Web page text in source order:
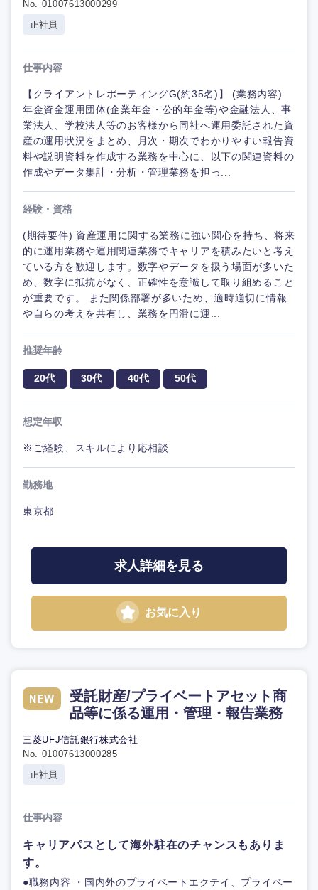
No. 01007613000299
正社員
仕事内容
【クライアントレポーティングG(約35名)】 (業務内容)
年金資金運用団体(企業年金・公的年金等)や金融法人、事
業法人、学校法人等のお客様から同社へ運用委託された資
産の運用状況をまとめ、月次・期次でわかりやすい報告資
料や説明資料を作成する業務を中心に、以下の関連資料の
作成やデータ集計・分析・管理業務を担っ...
経験・資格
(期待要件) 資産運用に関する業務に強い関心を持ち、将来
的に運用業務や運用関連業務でキャリアを積みたいと考え
ている方を歓迎します。数字やデータを扱う場面が多いた
め、数字に抵抗がなく、正確性を意識して取り組めること
が重要です。 また関係部署が多いため、適時適切に情報
や自らの考えを共有し、業務を円滑に運...
推奨年齢
20代 30代 40代 50代
想定年収
※ご経験、スキルにより応相談
勤務地
東京都
求人詳細を見る
お気に入り
受託財産/プライベートアセット商
品等に係る運用・管理・報告業務
三菱UFJ信託銀行株式会社
No. 01007613000285
正社員
仕事内容
キャリアパスとして海外駐在のチャンスもありま
す。
●職務内容 ・国内外のプライベートエクテイ、プライベー